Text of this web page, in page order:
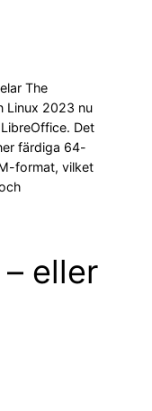
The
Linux 2023 nu
Det
färdiga 64-
format, vilket
eller